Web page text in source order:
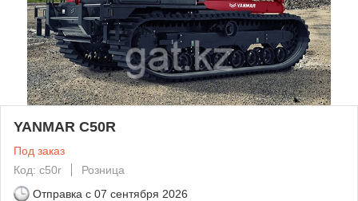
YANMAR C50R
Под заказ
Код: c50r
Розница
Отправка с 07 сентября 2026